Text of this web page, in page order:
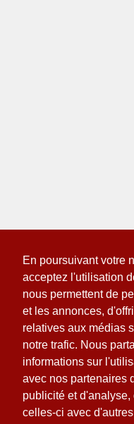
En poursuivant votre
acceptez l'utilisation
nous permettent de
et les annonces,
relatives aux médias
notre trafic. Nous
informations sur
avec nos partenaires
publicité et
celles-ci avec